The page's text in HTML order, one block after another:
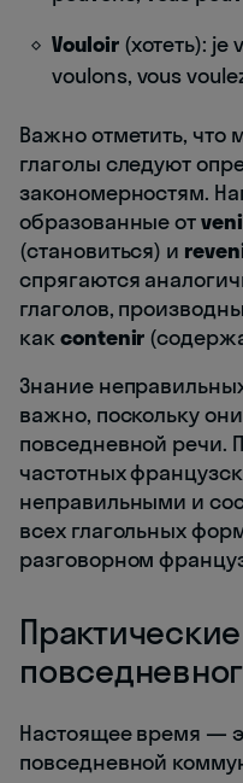
Vouloir(хотеть): je
voulons, vous
Важно отметить, что
глаголы следуют
закономерностям.
образованные от
(становиться) и
спрягаются
глаголов,
какcontenir
Знание
важно, поскольку
повседневной речи.
частотных
неправильными и
всех глагольных
разговорном
Настоящее время —
повседневной